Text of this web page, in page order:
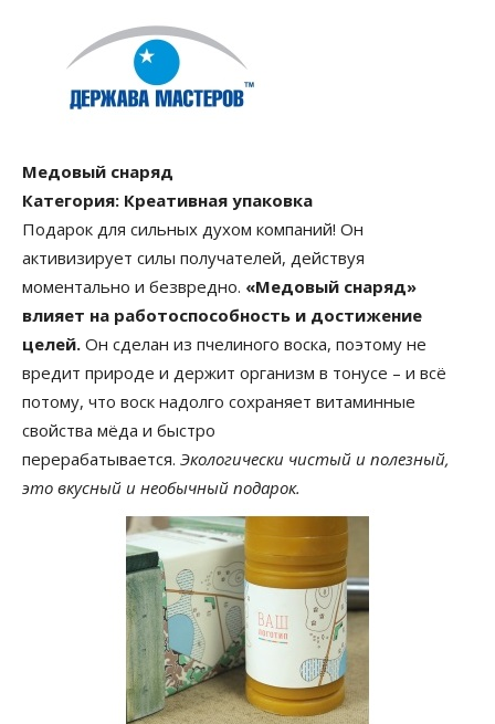
Медовый снаряд
Категория: Креативная упаковка
Подарок для сильных духом компаний! Он
активизирует силы получателей, действуя
моментально и безвредно. «Медовый снаряд»
влияет на работоспособность и достижение
целей. Он сделан из пчелиного воска, поэтому не
вредит природе и держит организм в тонусе – и всё
потому, что воск надолго сохраняет витаминные
свойства мёда и быстро
перерабатывается. Экологически чистый и полезный,
это вкусный и необычный подарок.